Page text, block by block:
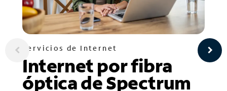
Servicios de Internet
Internet por fibra
óptica de Spectrum